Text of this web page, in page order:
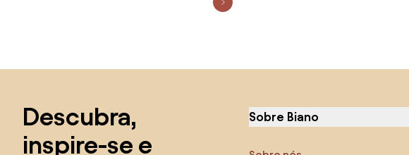
Descubra,
inspire-se e
Sobre Biano